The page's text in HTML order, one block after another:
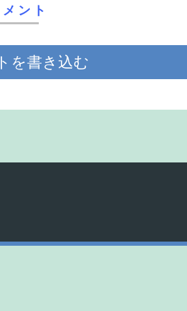
ント
を書き込む